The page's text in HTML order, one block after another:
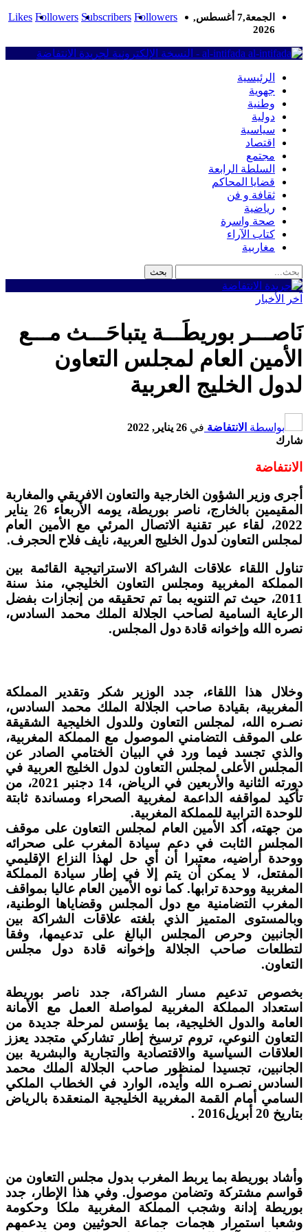
Likes Followers Subscribers Followers
الجمعة,7 أغسطس,
2026
al-intifada - النسخة الإلكترونية لجريدة الانتفاضة
الرئيسية
جهوية
وطنية
دولية
سياسية
اقتصاد
مجتمع
السلطة الرابعة
قضايا المحاكم
ثقافة و فن
رياضية
صحة واسرة
كتاب الآراء
مغاربية
آخر الأخبار
نَاصـــر بوريطَـــة يتباحَـــث مـــع
الأمين العام لمجلس التعاون
لدول الخليج العربية
بواسطة الانتفاضة في 26 يناير, 2022
شارك
الانتفاضة
أجرى وزير الشؤون الخارجية والتعاون الافريقي والمغاربة
المقيمين بالخارج، ناصر بوريطة، يومه الأربعاء 26 يناير
2022، لقاء عبر تقنية الاتصال المرئي مع الأمين العام
لمجلس التعاون لدول الخليج العربية، نايف فلاح الحجرف.
تناول اللقاء علاقات الشراكة الاستراتيجية القائمة بين
المملكة المغربية ومجلس التعاون الخليجي، منذ سنة
2011، حيث تم التنويه بما تم تحقيقه من إنجازات بفضل
الرعاية السامية لصاحب الجلالة الملك محمد السادس،
نصره الله وإخوانه قادة دول المجلس.
وخلال هذا اللقاء، جدد الوزير شكر وتقدير المملكة
المغربية، بقيادة صاحب الجلالة الملك محمد السادس،
نصـره الله، لمجلس التعاون وللدول الخليجية الشقيقة
على الموقف التضامني الموصول مع المملكة المغربية،
والذي تجسد فيما ورد في البيان الختامي الصادر عن
المجلس الأعلى لمجلس التعاون لدول الخليج العربية في
دورته الثانية والأربعين في الرياض، 14 دجنبر 2021، من
تأكيد لمواقفه الداعمة لمغربية الصحراء ومساندة ثابتة
للوحدة الترابية للمملكة المغربية.
من جهته، أكد الأمين العام لمجلس التعاون على موقف
المجلس الثابت في دعم سيادة المغرب على صحرائه
ووحدة أراضيه، معتبرا أن أي حل لهذا النزاع الإقليمي
المفتعل، لا يمكن أن يتم إلا في إطار سيادة المملكة
المغربية ووحدة ترابها. كما نوه الأمين العام عاليا بمواقف
المغرب التضامنية مع دول المجلس وقضاياها الوطنية،
وبالمستوى المتميز الذي بلغته علاقات الشراكة بين
الجانبين وحرص المجلس البالغ على تدعيمها، وفقا
لتطلعات صاحب الجلالة وإخوانه قادة دول مجلس
التعاون.
بخصوص تدعيم مسار الشراكة، جدد ناصر بوريطة
استعداد المملكة المغربية لمواصلة العمل مع الأمانة
العامة والدول الخليجية، بما يؤسس لمرحلة جديدة من
التعاون النوعي، تروم ترسيخ إطار تشاركي متجدد يعزز
العلاقات السياسية والاقتصادية والتجارية والبشرية بين
الجانبين، تجسيدا لمنظور صاحب الجلالة الملك محمد
السادس نصـره الله وأيده، الوارد في الخطاب الملكي
السامي أمام القمة المغربية الخليجية المنعقدة بالرياض
بتاريخ 20 أبريل2016 .
وأشاد بوريطة بما يربط المغرب بدول مجلس التعاون من
قواسم مشتركة وتضامن موصول. وفي هذا الإطار، جدد
بوريطة إدانة وشجب المملكة المغربية ملكا وحكومة
وشعبا استمرار هجمات جماعة الحوثيين ومن يدعمهم